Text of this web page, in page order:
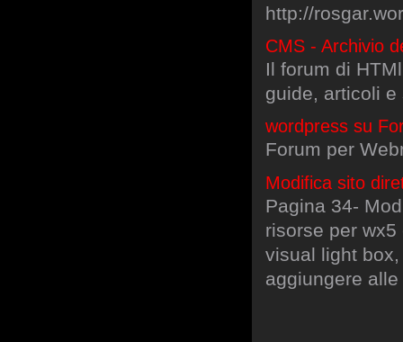
http://
CMS - Archivio
Il forum di
guide, articoli
wordpress su
Forum per
Modifica sito
Pagina 34-
risorse per
visual light
aggiungere